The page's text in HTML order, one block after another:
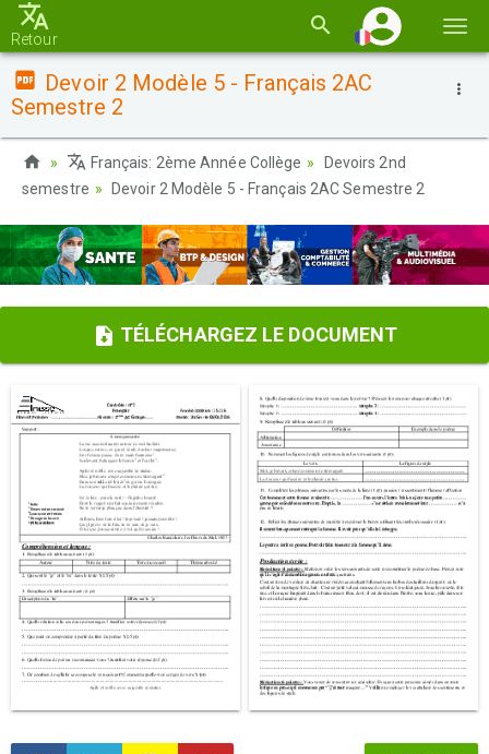
la
Retour
Devoir 2 Modèle 5 - Français 2AC
Semestre 2
Français: 2ème Année Collège
Devoirs 2nd
semestre
Devoir 2 Modèle 5 - Français 2AC Semestre 2
TÉLÉCHARGEZ LE DOCUMENT